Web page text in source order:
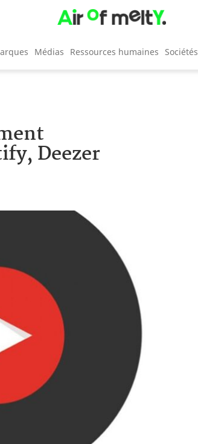
Médias Ressources humaines Sociétés
Deezer